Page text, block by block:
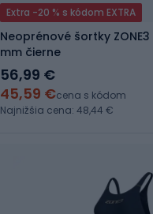
Extra -20 % s kódom EXTRA
Neoprénové šortky
mm čierne
56,99 €
45,59 €cena s kódom
Najnižšia cena: 48,44 €